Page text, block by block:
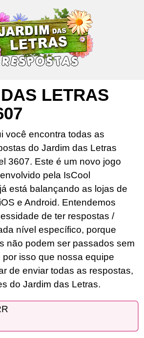
LETRAS
você encontra todas as
do Jardim das Letras
3607. Este é um novo jogo
pela IsCool
está balançando as lojas de
e Android. Entendemos
de ter respostas /
nível específico, porque
não podem ser passados sem
isso que nossa equipe
de enviar todas as respostas,
do Jardim das Letras.